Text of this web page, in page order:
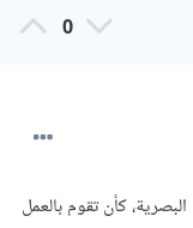
0
كأن تقوم بالعمل